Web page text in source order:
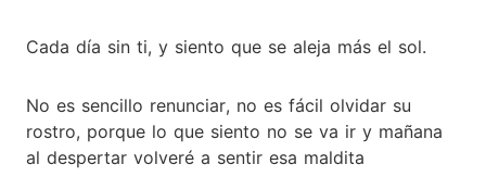
Cada día sin ti, y siento que se aleja más el sol.
No es sencillo renunciar, no es fácil olvidar su
rostro, porque lo que siento no se va ir y mañana
al despertar volveré a sentir esa maldita